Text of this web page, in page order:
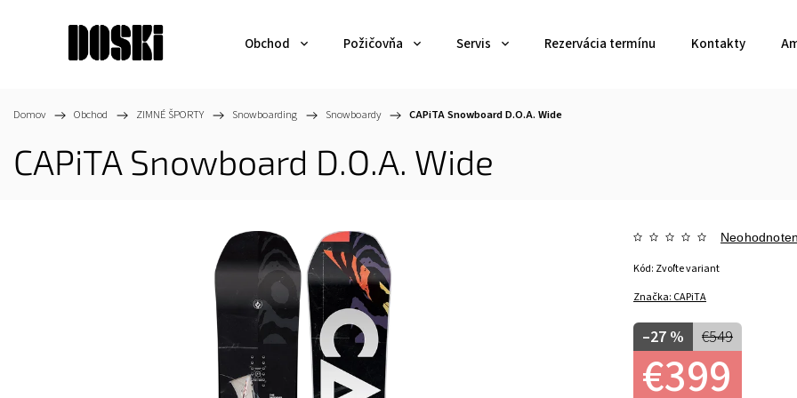
Obchod Požičovňa Servis Rezervácia termínu Kontakty
Domov / Obchod / ZIMNÉ ŠPORTY / Snowboarding / Snowboardy / CAPiTA Snowboard D.O.A. Wide
CAPiTA Snowboard D.O.A. Wide
Značka: CAPiTA
€549
–27 %
€399
Kód: Zvoľte variant